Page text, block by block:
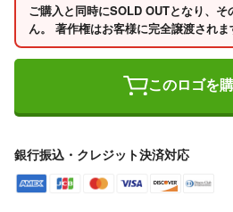
ご購入と同時にSOLD OUTとなり、
ん。 著作権はお客様に完全譲渡されま
このロゴを
銀行振込・クレジット決済対応